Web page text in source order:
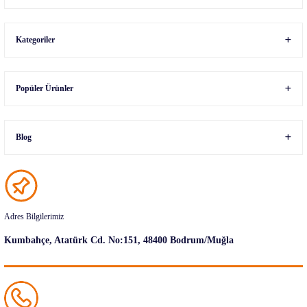
Kategoriler
Popüler Ürünler
Blog
Adres Bilgilerimiz
Kumbahçe, Atatürk Cd. No:151, 48400 Bodrum/Muğla